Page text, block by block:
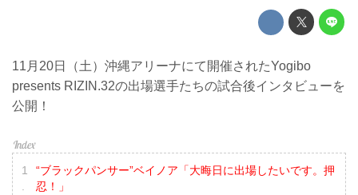
11月20日（土）沖縄アリーナにて開催されたYogibo
presents RIZIN.32の出場選手たちの試合後インタビューを
公開！
“ブラックパンサー”ベイノア「大晦日に出場したいです。押
忍！」